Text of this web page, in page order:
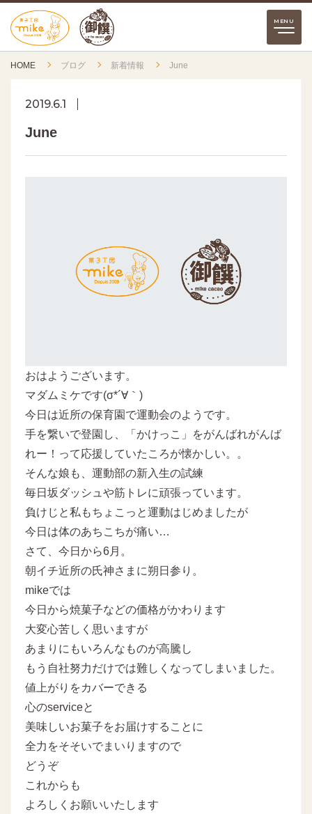
HOME ブログ 新着情報 June
2019.6.1
June
おはようございます。
マダムミケです(σ*´∀｀)
今日は近所の保育園で運動会のようです。
手を繋いで登園し、「かけっこ」をがんばれがんば
れー！って応援していたころが懐かしい。。
そんな娘も、運動部の新入生の試練
毎日坂ダッシュや筋トレに頑張っています。
負けじと私もちょこっと運動はじめましたが
今日は体のあちこちが痛い…
さて、今日から6月。
朝イチ近所の氏神さまに朔日参り。
mikeでは
今日から焼菓子などの価格がかわります
大変心苦しく思いますが
あまりにもいろんなものが高騰し
もう自社努力だけでは難しくなってしまいました。
値上がりをカバーできる
心のserviceと
美味しいお菓子をお届けすることに
全力をそそいでまいりますので
どうぞ
これからも
よろしくお願いいたします